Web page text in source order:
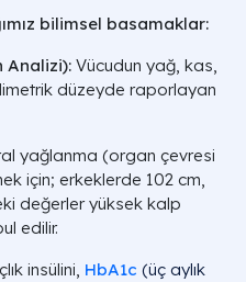
bilimsel basamaklar:
Analizi): Vücudun yağ, kas,
düzeyde raporlayan
yağlanma (organ çevresi
için; erkeklerde 102 cm,
değerler yüksek kalp
edilir.
insülini, HbA1c (üç aylık